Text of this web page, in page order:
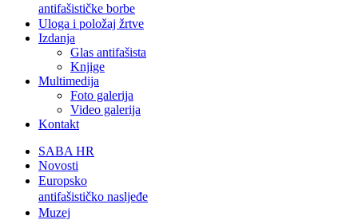
antifašističke borbe
Uloga i položaj žrtve
Izdanja
Glas antifašista
Knjige
Multimedija
Foto galerija
Video galerija
Kontakt
SABA HR
Novosti
Europsko
antifašističko nasljeđe
Muzej